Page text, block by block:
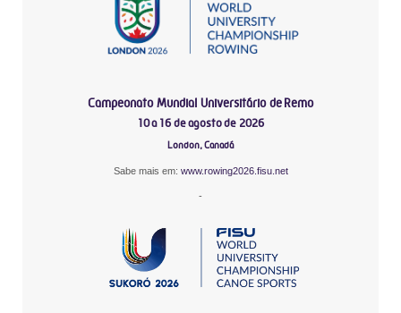
Campeonato Mundial Universitário de Remo
10 a 16 de agosto de 2026
London, Canadá
Sabe mais em: www.rowing2026.fisu.net
-